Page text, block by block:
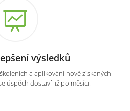
výsledků
a aplikování nově získaných
úspěch dostaví již po měsíci.